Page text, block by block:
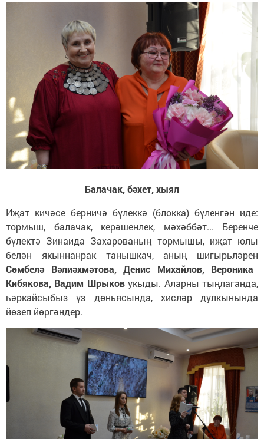
Балачак, бәхет, хыял
Иҗат кичәсе берничә бүлеккә (блокка) бүленгән иде:
тормыш, балачак, керәшенлек, мәхәббәт... Беренче
бүлектә Зинаида Захарованың тормышы, иҗат юлы
белән якыннанрак танышкач, аның шигырьләрен
Сөмбелә Вәлиәхмәтова, Денис Михайлов, Вероника
Кибякова, Вадим Шрыковукыды. Аларны тыңлаганда,
һәркайсыбыз үз дөньясында, хисләр дулкынында
йөзеп йөргәндер.